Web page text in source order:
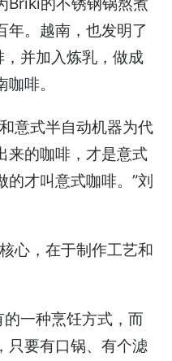
年。越南，也发明了
，并加入炼乳，做成
啡。
意式半自动机器为代
来的咖啡，才是意式
的才叫意式咖啡。”刘
心，在于制作工艺和
的一种烹饪方式，而
只要有口锅、有个滤